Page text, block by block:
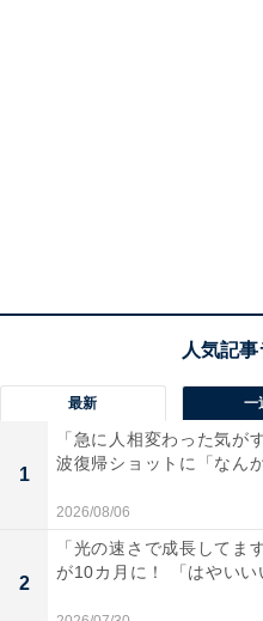
最新 一
1
「急に人相変わった気が
波復帰ショットに「なん
2026/08/06
2
「光の速さで成長してま
が10カ月に！ 「はやい